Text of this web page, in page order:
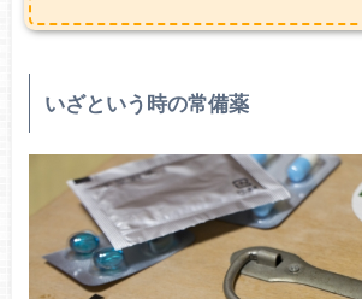
いざという時の常備薬